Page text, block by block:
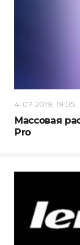
4-07-2019, 19:05
Массовая
Pro